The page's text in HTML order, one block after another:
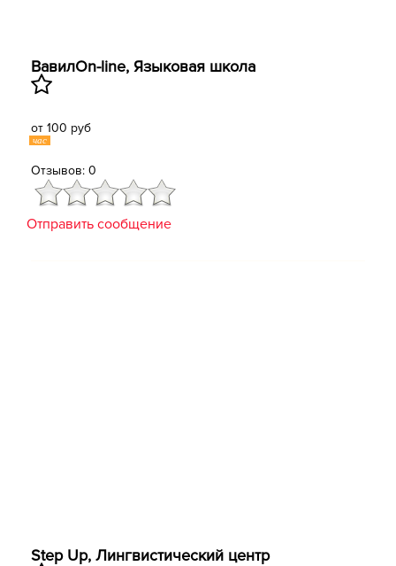
ВавилOn-line, Языковая школа
от 100 руб
час
Отзывов: 0
Отправить сообщение
Step Up, ​Лингвистический центр